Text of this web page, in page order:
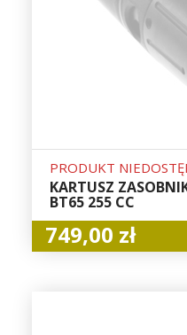
PRODUKT
KARTUSZ
BT65 255 CC
749,00 zł